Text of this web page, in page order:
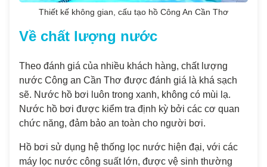
Thiết kế không gian, cấu tạo hồ Công An Cần Thơ
Về chất lượng nước
Theo đánh giá của nhiều khách hàng, chất lượng
nước Công an Cần Thơ được đánh giá là khá sạch
sẽ. Nước hồ bơi luôn trong xanh, không có mùi lạ.
Nước hồ bơi được kiểm tra định kỳ bởi các cơ quan
chức năng, đảm bảo an toàn cho người bơi.
Hồ bơi sử dụng hệ thống lọc nước hiện đại, với các
máy lọc nước công suất lớn, được vệ sinh thường